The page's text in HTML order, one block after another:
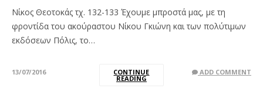
Νίκος Θεοτοκάς τχ. 132-133 Έχουμε μπροστά μας, με τη
φροντίδα του ακούραστου Νίκου Γκιώνη και των πολύτιμων
εκδόσεων Πόλις, το…
13/07/2016 CONTINUE
READING
ADD COMMENT